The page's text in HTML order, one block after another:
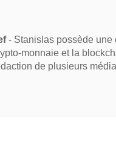
- Stanislas possède une
monnaie et la
de plusieurs